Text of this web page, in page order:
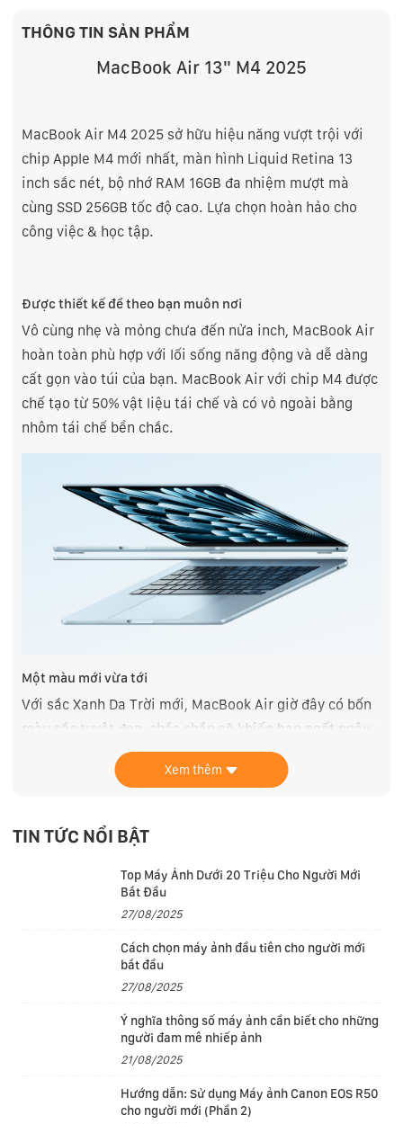
THÔNG TIN SẢN PHẨM
MacBook Air 13" M4 2025
MacBook Air M4 2025 sở hữu hiệu năng vượt trội với
chip Apple M4 mới nhất, màn hình Liquid Retina 13
inch sắc nét, bộ nhớ RAM 16GB đa nhiệm mượt mà
cùng SSD 256GB tốc độ cao. Lựa chọn hoàn hảo cho
công việc & học tập.
Được thiết kế để theo bạn muôn nơi
Vô cùng nhẹ và mỏng chưa đến nửa inch, MacBook Air
hoàn toàn phù hợp với lối sống năng động và dễ dàng
cất gọn vào túi của bạn. MacBook Air với chip M4 được
chế tạo từ 50% vật liệu tái chế và có vỏ ngoài bằng
nhôm tái chế bền chắc.
Một màu mới vừa tới
Với sắc Xanh Da Trời mới, MacBook Air giờ đây có bốn
màu sắc tuyệt đẹp, chắc chắn sẽ khiến bạn ngất ngây.
Và mỗi chiếc MacBook Air đều đi kèm với cáp sạc
MagSafe cùng tông màu.
MacBook Air với chip M4 mang đến tốc độ và sự mượt
mà vượt trội cho mọi việc bạn làm, chẳng hạn như làm
Xem thêm
TIN TỨC NỔI BẬT
Top Máy Ảnh Dưới 20 Triệu Cho Người Mới
Bắt Đầu
27/08/2025
Cách chọn máy ảnh đầu tiên cho người mới
bắt đầu
27/08/2025
Ý nghĩa thông số máy ảnh cần biết cho những
người đam mê nhiếp ảnh
21/08/2025
Hướng dẫn: Sử dụng Máy ảnh Canon EOS R50
cho người mới (Phần 2)